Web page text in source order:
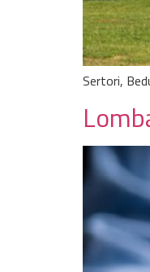
Sertori,